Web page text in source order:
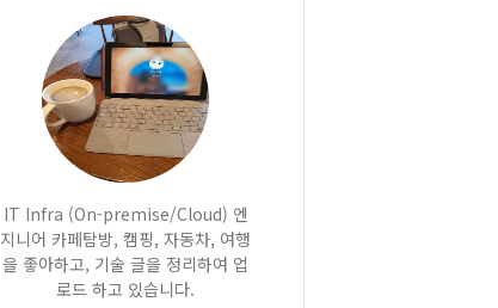
IT Infra (On-premise/Cloud) 엔
지니어 카페탐방, 캠핑, 자동차, 여행
을 좋아하고, 기술 글을 정리하여 업
로드 하고 있습니다.